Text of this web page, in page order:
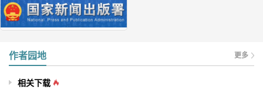
作者园地 更多
相关下载